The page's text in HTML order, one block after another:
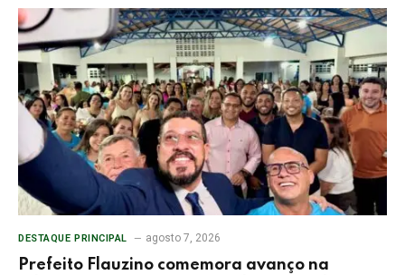
DESTAQUE PRINCIPAL agosto 7, 2026
Prefeito Flauzino comemora avanço na